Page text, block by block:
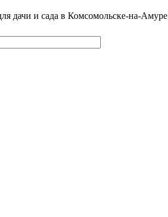
дачи и сада в Комсомольске-на-Амуре